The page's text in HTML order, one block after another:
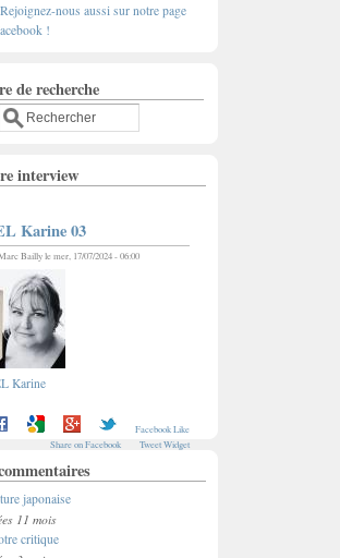
Rejoignez-nous aussi sur notre page
!
de recherche
interview
Karine 03
Baillyle mer, 17/07/2024 - 06:00
Karine
Facebook Like
Share on Facebook
Tweet Widget
japonaise
11 mois
critique